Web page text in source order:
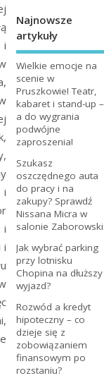
i
i
i
i
Najnowsze
artykuły
Wielkie emocje na
scenie w
Pruszkowie! Teatr,
kabaret i stand-up –
a do wygrania
podwójne
zaproszenia!
Szukasz
oszczędnego auta
do pracy i na
zakupy? Sprawdź
Nissana Micra w
salonie Zaborowski
Jak wybrać parking
przy lotnisku
Chopina na dłuższy
wyjazd?
Rozwód a kredyt
hipoteczny – co
dzieje się z
zobowiązaniem
finansowym po
rozstaniu?